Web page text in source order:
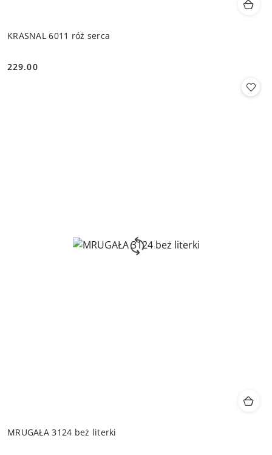
KRASNAL 6011 róż serca
Cena:
229.00
MRUGAŁA 3124 beż literki